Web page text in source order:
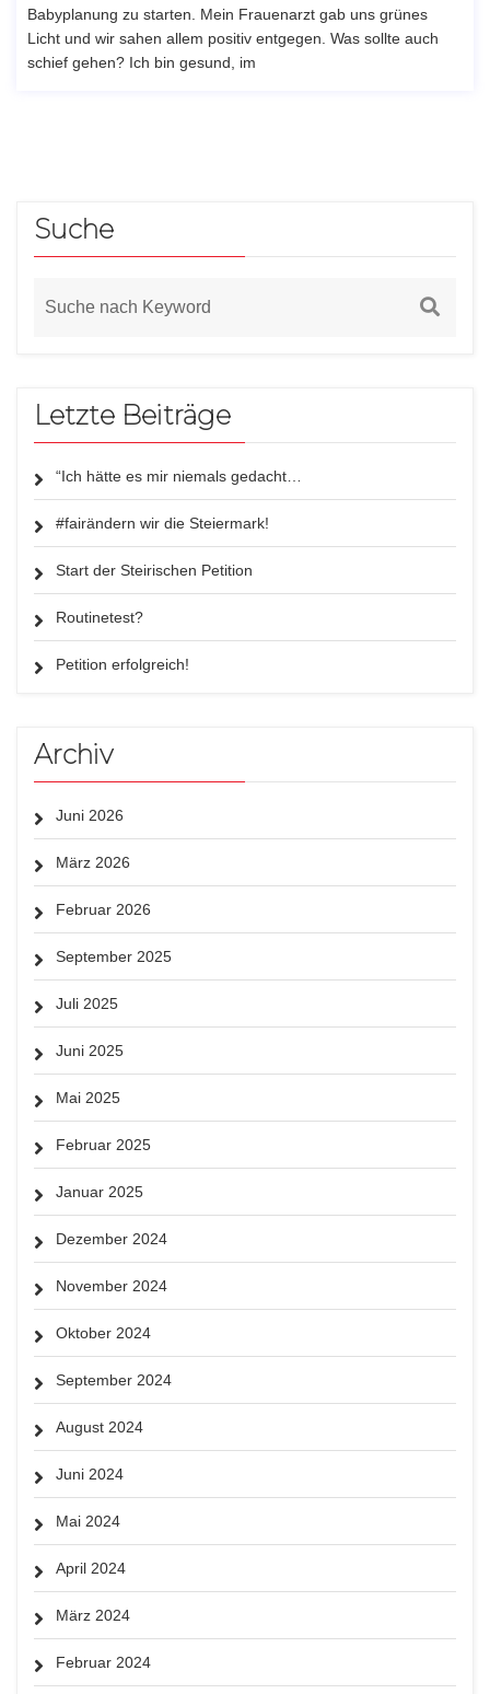
Babyplanung zu starten. Mein Frauenarzt gab uns grünes
Licht und wir sahen allem positiv entgegen. Was sollte auch
schief gehen? Ich bin gesund, im
Suche
Letzte Beiträge
“Ich hätte es mir niemals gedacht…
#fairändern wir die Steiermark!
Start der Steirischen Petition
Routinetest?
Petition erfolgreich!
Archiv
Juni 2026
März 2026
Februar 2026
September 2025
Juli 2025
Juni 2025
Mai 2025
Februar 2025
Januar 2025
Dezember 2024
November 2024
Oktober 2024
September 2024
August 2024
Juni 2024
Mai 2024
April 2024
März 2024
Februar 2024